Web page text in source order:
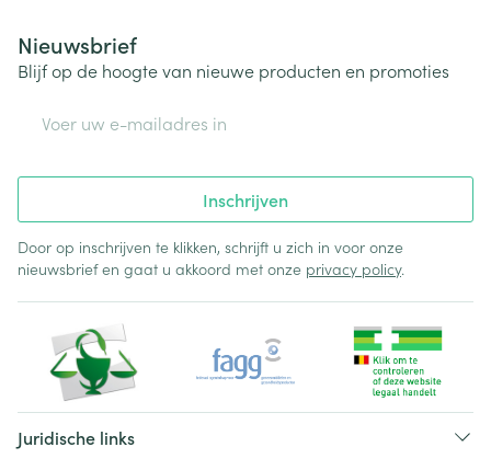
Nieuwsbrief
Blijf op de hoogte van nieuwe producten en promoties
Inschrijven
Door op inschrijven te klikken, schrijft u zich in voor onze
nieuwsbrief en gaat u akkoord met onze privacy policy.
Juridische links